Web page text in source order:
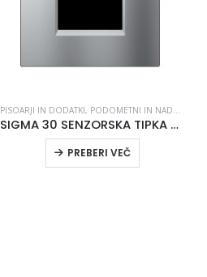
,SANITARNI IZDELKI
PISOARJI IN DODATKI, PODOMETNI IN NADOMETNI SANITARNI SISTEMI
SIGMA 30 SENZORSKA TIPKA ZA PISOAR KROM SIJAJ | 116.027.KH.1
PREBERI VEČ